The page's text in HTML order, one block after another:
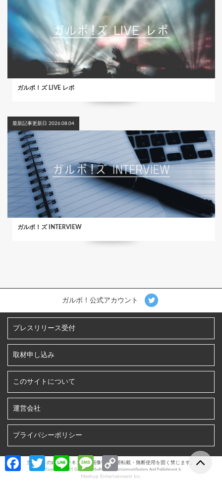
Fa T
Li
M
es
C
o
ガルポ！ズ LIVE レポ
最新記事更新日 2026.08.04
ガルポ！ズ INTERVIEW
ガルポ！公式アカウント
プレスリリース受付
取材申し込み
このサイトについて
運営会社
プライバシーポリシー
当サイトの内容、テキスト、画像等の無断転載・無断使用を固く禁じます。
©︎ Copyright 2021 GALPO! / MadHoneyEntertainmentSystem And Publishment &
Mashup Entertainment Inc.